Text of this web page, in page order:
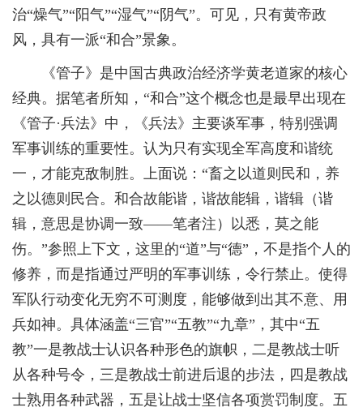
治“燥气”“阳气”“湿气”“阴气”。可见，只有黄帝政
风，具有一派“和合”景象。
《管子》是中国古典政治经济学黄老道家的核心
经典。据笔者所知，“和合”这个概念也是最早出现在
《管子·兵法》中，《兵法》主要谈军事，特别强调
军事训练的重要性。认为只有实现全军高度和谐统
一，才能克敌制胜。上面说：“畜之以道则民和，养
之以德则民合。和合故能谐，谐故能辑，谐辑（谐
辑，意思是协调一致——笔者注）以悉，莫之能
伤。”参照上下文，这里的“道”与“德”，不是指个人的
修养，而是指通过严明的军事训练，令行禁止。使得
军队行动变化无穷不可测度，能够做到出其不意、用
兵如神。具体涵盖“三官”“五教”“九章”，其中“五
教”一是教战士认识各种形色的旗帜，二是教战士听
从各种号令，三是教战士前进后退的步法，四是教战
士熟用各种武器，五是让战士坚信各项赏罚制度。五